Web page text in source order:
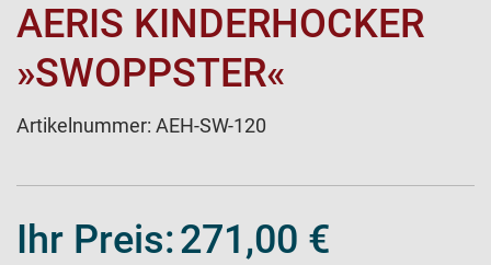
AERIS KINDERHOCKER
»SWOPPSTER«
Artikelnummer: AEH-SW-120
Ihr Preis:271,00 €